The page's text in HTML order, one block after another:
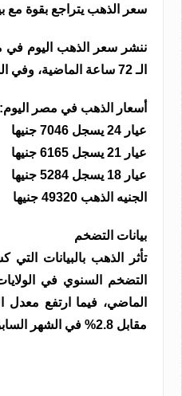
سعر الذهب يتراجع بقوة مع
ننشر سعر الذهب اليوم في
الـ 72 ساعة الماضية، وفي السياق التالي نرصد آخر تحديث في سعر الذهب بالأسواق.
أسعار الذهب في مصر اليوم:
عيار 24 يسجل 7046 جنيها
عيار 21 يسجل 6165 جنيها
عيار 18 يسجل 5284 جنيها
الجنيه الذهب 49320 جنيها
بيانات التضخم
مقابل 2.8% في الشهر السابق والذي ينذر بزيادة الفائدة.